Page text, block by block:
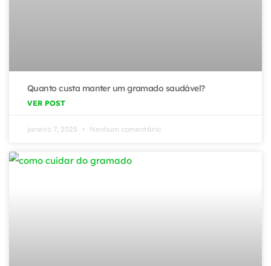
Quanto custa manter um gramado saudável?
VER POST
janeiro 7, 2025 Nenhum comentário